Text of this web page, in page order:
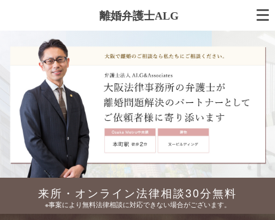
離婚弁護士ALG
来所・オンライン法律相談30分無料
※事案により無料法律相談に対応できない場合がございます。